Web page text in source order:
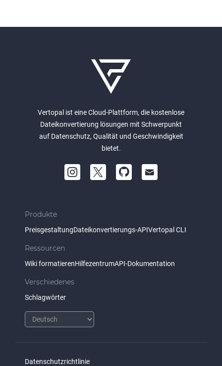
Vertopal ist eine Cloud-Plattform, die kostenlose
Dateikonvertierung lösungen mit Schwerpunkt
auf Datenschutz, Qualität und Geschwindigkeit
bietet.
Produkte
PreisgestaltungDateikonvertierungs-APIVertopal CLI
Ressourcen
Wiki formatierenHilfezentrumAPI-Dokumentation
Verschiedenes
Schlagwörter
Datenschutzrichtlinie